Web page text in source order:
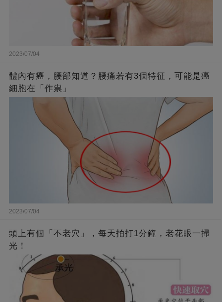
2023/07/04
體內有癌，腰部知道？腰痛若有3個特征，可能是癌
細胞在「作祟」
2023/07/04
頭上有個「不老穴」，每天拍打1分鐘，老花眼一掃
光！